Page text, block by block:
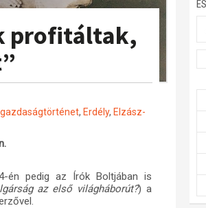
profitáltak,
gazdaságtörténet, Erdély, Elzász-
én pedig az Írók Boltjában is
az első világháborút?) a